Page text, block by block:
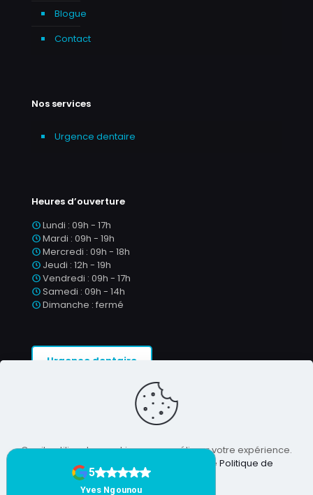
Blogue
Contact
Nos services
Urgence dentaire
Heures d’ouverture
Lundi : 09h - 17h
Mardi : 09h - 19h
Mercredi : 09h - 18h
Jeudi : 12h - 19h
Vendredi : 09h - 17h
Samedi : 09h - 14h
Dimanche : fermé
Urgence dentaire
Ce site utilise des cookies pour améliorer votre expérience.
En utilisant ce site, vous acceptez notre Politique de
protection des données